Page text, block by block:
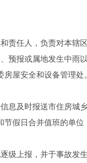
责任人，负责对本
预报或属地发生中雨
屋安全和设备管理处
及时报送市住房城
假日合并值班的单
级上报，并于事故